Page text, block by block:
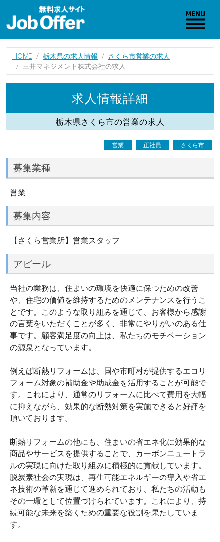
HOME 栃木県の求人情報
さくら市営業の求人
三井マネジメント株式会社の求人
求人情報詳細
栃木県さくら市の営業の求人
営業 正社員 さくら市
募集業種
営業
募集内容
【さくら営業所】営業スタッフ
アピール
当社の業務は、住まいの環境を快適に保つための改善
や、住宅の価値を維持するためのメンテナンスを行うこ
とです。このような取り組みを通じて、お客様から感謝
の言葉をいただくことが多く、非常にやりがいのある仕
事です。顧客満足度の向上は、私たちのモチベーション
の源泉となっています。
例えば断熱リフォームは、国や市町村が提供するエコリ
フォーム対象の補助金や助成金を活用することが可能で
す。これにより、通常のリフォームに比べて費用を大幅
に抑えながら、効果的な断熱対策を実施できると好評を
頂いております。
断熱リフォームの他にも、住まいの省エネ化に効果的な
商品やサービスを提供することで、カーボンニュートラ
ルの実現に向けた取り組みに積極的に貢献しています。
脱炭素社会の実現は、再生可能エネルギーの導入や省エ
ネ技術の革新を通じて進められており、私たちの活動も
その一環として位置づけられています。これにより、持
続可能な未来を築くための重要な役割を果たしていま
す。